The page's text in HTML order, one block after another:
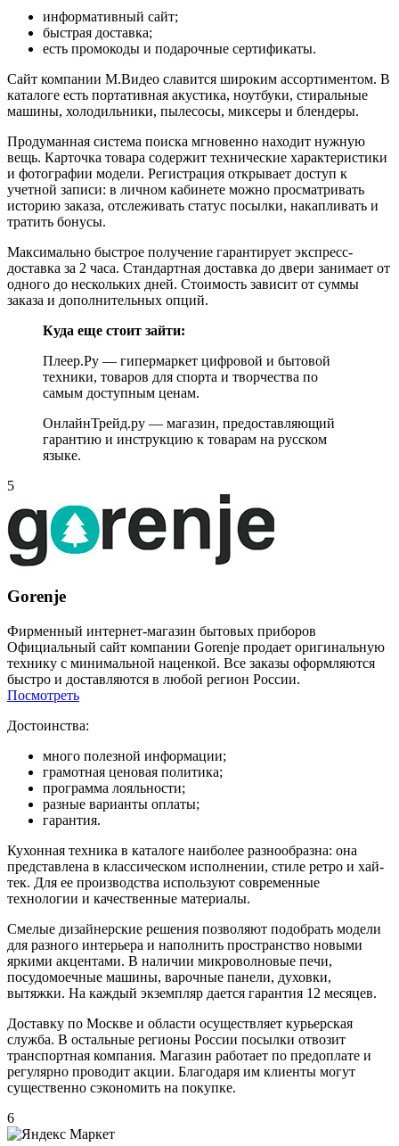
информативный сайт;
быстрая доставка;
есть промокоды и подарочные сертификаты.
Сайт компании М.Видео славится широким ассортиментом. В
каталоге есть портативная акустика, ноутбуки, стиральные
машины, холодильники, пылесосы, миксеры и блендеры.
Продуманная система поиска мгновенно находит нужную
вещь. Карточка товара содержит технические характеристики
и фотографии модели. Регистрация открывает доступ к
учетной записи: в личном кабинете можно просматривать
историю заказа, отслеживать статус посылки, накапливать и
тратить бонусы.
Максимально быстрое получение гарантирует экспресс-
доставка за 2 часа. Стандартная доставка до двери занимает от
одного до нескольких дней. Стоимость зависит от суммы
заказа и дополнительных опций.
Куда еще стоит зайти:
Плеер.Ру — гипермаркет цифровой и бытовой
техники, товаров для спорта и творчества по
самым доступным ценам.
ОнлайнТрейд.ру — магазин, предоставляющий
гарантию и инструкцию к товарам на русском
языке.
5
Gorenje
Фирменный интернет-магазин бытовых приборов
Официальный сайт компании Gorenje продает оригинальную
технику с минимальной наценкой. Все заказы оформляются
быстро и доставляются в любой регион России.
Посмотреть
Достоинства:
много полезной информации;
грамотная ценовая политика;
программа лояльности;
разные варианты оплаты;
гарантия.
Кухонная техника в каталоге наиболее разнообразна: она
представлена в классическом исполнении, стиле ретро и хай-
тек. Для ее производства используют современные
технологии и качественные материалы.
Смелые дизайнерские решения позволяют подобрать модели
для разного интерьера и наполнить пространство новыми
яркими акцентами. В наличии микроволновые печи,
посудомоечные машины, варочные панели, духовки,
вытяжки. На каждый экземпляр дается гарантия 12 месяцев.
Доставку по Москве и области осуществляет курьерская
служба. В остальные регионы России посылки отвозит
транспортная компания. Магазин работает по предоплате и
регулярно проводит акции. Благодаря им клиенты могут
существенно сэкономить на покупке.
6